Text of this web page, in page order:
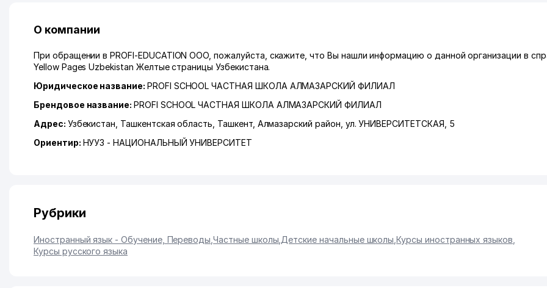
О компании
При обращении в PROFI-EDUCATION ООО, пожалуйста, скажите, что Вы нашли информацию о данной организации в
Yellow Pages Uzbekistan Желтые страницы Узбекистана.
Юридическое название: PROFI SCHOOL ЧАСТНАЯ ШКОЛА АЛМАЗАРСКИЙ ФИЛИАЛ
Брендовое название: PROFI SCHOOL ЧАСТНАЯ ШКОЛА АЛМАЗАРСКИЙ ФИЛИАЛ
Адрес: Узбекистан, Ташкентская область Ташкент, Алмазарский район ул. УНИВЕРСИТЕТСКАЯ , 5
Ориентир: НУУЗ - НАЦИОНАЛЬНЫЙ УНИВЕРСИТЕТ
Рубрики
Иностранный язык - Обучение, Переводы ,Частные школы Детские начальные школы ,Курсы иностранных языков
Курсы русского языка